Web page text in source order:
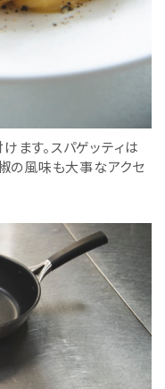
ます。スパゲッティは
の風味も大事なアクセ